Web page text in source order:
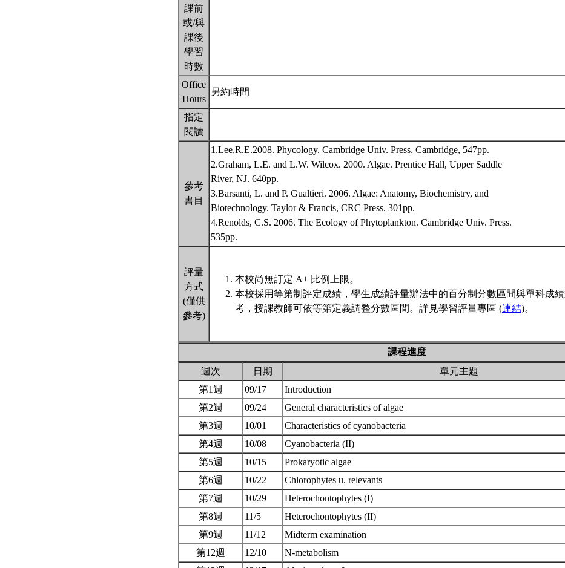
課前
或/與
課後
學習
時數
Office
Hours
另約時間
指定
閱讀
參考
書目
1.Lee,R.E.2008. Phycology. Cambridge Univ. Press. Cambridge, 547pp.
2.Graham, L.E. and L.W. Wilcox. 2000. Algae. Prentice Hall, Upper Saddle
River, NJ. 640pp.
3.Barsanti, L. and P. Gualtieri. 2006. Algae: Anatomy, Biochemistry, and
Biotechnology. Taylor & Francis, CRC Press. 301pp.
4.Renolds, C.S. 2006. The Ecology of Phytoplankton. Cambridge Univ. Press.
535pp.
評量
方式
(僅供
參考)
本校尚無訂定 A+ 比例上限。
本校採用等第制評定成績，學生成績評量辦法中的百分制分數區間與單科成
考，授課教師可依等第定義調整分數區間。詳見學習評量專區 (連結)。
課程進度
週次
日期
單元主題
第1週
09/17
Introduction
第2週
09/24
General characteristics of algae
第3週
10/01
Characteristics of cyanobacteria
第4週
10/08
Cyanobacteria (II)
第5週
10/15
Prokaryotic algae
第6週
10/22
Chlorophytes u. relevants
第7週
10/29
Heterochontophytes (I)
第8週
11/5
Heterochontophytes (II)
第9週
11/12
Midterm examination
第12週
12/10
N-metabolism